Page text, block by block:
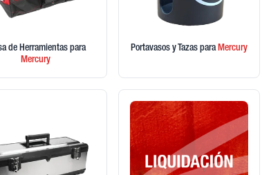
de Herramientas para
Mercury
Portavasos y Tazas paraMercury